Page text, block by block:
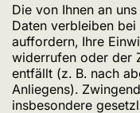
Die von Ihnen an
Daten verbleiben
auffordern, Ihre
widerrufen oder der
entfällt (z. B. nach
Anliegens).
insbesondere